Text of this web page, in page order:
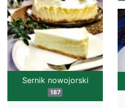
Sernik nowojorski
187